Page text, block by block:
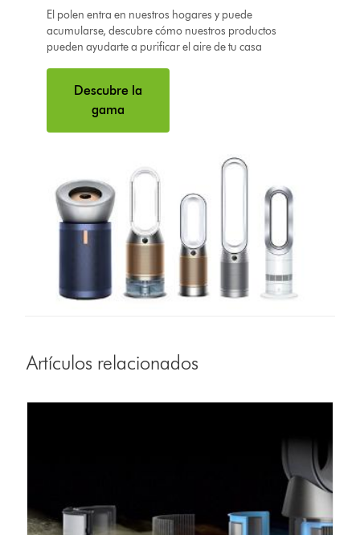
El polen entra en nuestros hogares y puede
acumularse, descubre cómo nuestros productos
pueden ayudarte a purificar el aire de tu casa
Descubre la
gama
Artículos relacionados